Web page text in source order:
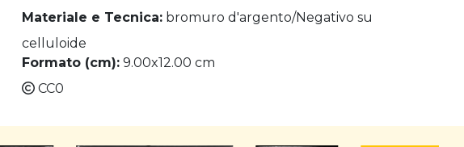
Materiale e Tecnica: bromuro d'argento/Negativo su
celluloide
Formato (cm): 9.00x12.00 cm
CC0